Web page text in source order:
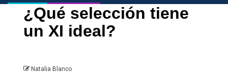
¿Qué selección tiene
un XI ideal?
Natalia Blanco